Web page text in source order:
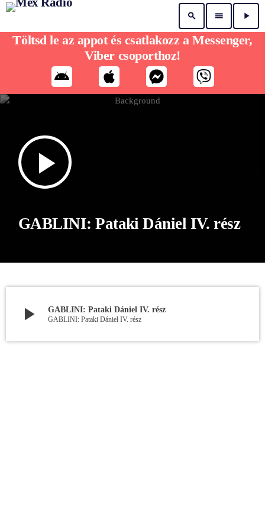
search menu play_arrow
play_arrow
GABLINI: Pataki Dániel IV. rész
play_arrow GABLINI: Pataki Dániel IV. rész
GABLINI: Pataki Dániel IV. rész
Töltsd le az appot és csatlakozz a Messenger,
Viber csoporthoz!